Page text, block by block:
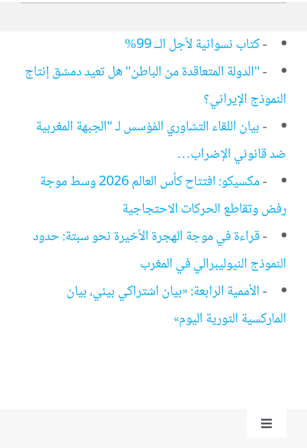
-كتاب نسوانية لأجل الــ 99%
-"الدولة المتعاقدة من الباطن" هل تعيد دمشق إنتاج
النموذج الإيراني؟
-بيان اللقاء التشاوري المُؤسس لـ "الجبهة المغربية
ضد قانوني الإضراب…
-
مكسيكو: افتتاح كأس العالم 2026 وسط موجة
رفض وتقاطع الحركات الاحتجاجية
-قراءة في موجة الهجرة الأخيرة نحو سبتة: حدود
النموذج النيوليبرالي في المغرب
-الأممية الرابعة: «بيان اشتراكي بيئي، بيان
الماركسية الثورية اليوم»
Toggle